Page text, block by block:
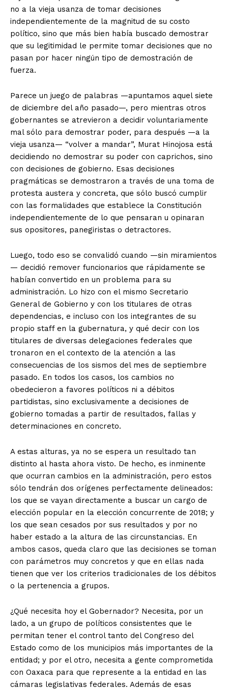
no a la vieja usanza de tomar decisiones
independientemente de la magnitud de su costo
político, sino que más bien había buscado demostrar
que su legitimidad le permite tomar decisiones que no
pasan por hacer ningún tipo de demostración de
fuerza.
Parece un juego de palabras —apuntamos aquel siete
de diciembre del año pasado—, pero mientras otros
gobernantes se atrevieron a decidir voluntariamente
mal sólo para demostrar poder, para después —a la
vieja usanza— “volver a mandar”, Murat Hinojosa está
decidiendo no demostrar su poder con caprichos, sino
con decisiones de gobierno. Esas decisiones
pragmáticas se demostraron a través de una toma de
protesta austera y concreta, que sólo buscó cumplir
con las formalidades que establece la Constitución
independientemente de lo que pensaran u opinaran
sus opositores, panegiristas o detractores.
Luego, todo eso se convalidó cuando —sin miramientos
— decidió remover funcionarios que rápidamente se
habían convertido en un problema para su
administración. Lo hizo con el mismo Secretario
General de Gobierno y con los titulares de otras
dependencias, e incluso con los integrantes de su
propio staff en la gubernatura, y qué decir con los
titulares de diversas delegaciones federales que
tronaron en el contexto de la atención a las
consecuencias de los sismos del mes de septiembre
pasado. En todos los casos, los cambios no
obedecieron a favores políticos ni a débitos
partidistas, sino exclusivamente a decisiones de
gobierno tomadas a partir de resultados, fallas y
determinaciones en concreto.
A estas alturas, ya no se espera un resultado tan
distinto al hasta ahora visto. De hecho, es inminente
que ocurran cambios en la administración, pero estos
sólo tendrán dos orígenes perfectamente delineados:
los que se vayan directamente a buscar un cargo de
elección popular en la elección concurrente de 2018; y
los que sean cesados por sus resultados y por no
haber estado a la altura de las circunstancias. En
ambos casos, queda claro que las decisiones se toman
con parámetros muy concretos y que en ellas nada
tienen que ver los criterios tradicionales de los débitos
o la pertenencia a grupos.
¿Qué necesita hoy el Gobernador? Necesita, por un
lado, a un grupo de políticos consistentes que le
permitan tener el control tanto del Congreso del
Estado como de los municipios más importantes de la
entidad; y por el otro, necesita a gente comprometida
con Oaxaca para que represente a la entidad en las
cámaras legislativas federales. Además de esas